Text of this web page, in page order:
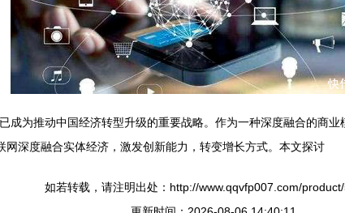
成为推动中国经济转型升级的重要战略。作为一种深度融合的商
深度融合实体经济，激发创新能力，转变增长方式。本文探讨
如若转载，请注明出处：http://www.qqvfp007.com/